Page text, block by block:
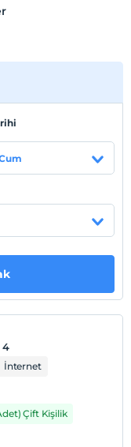
içki
TV, saç
klima, mini bar ve
Alaçatı Port
4
İnternet
Çift Kişilik